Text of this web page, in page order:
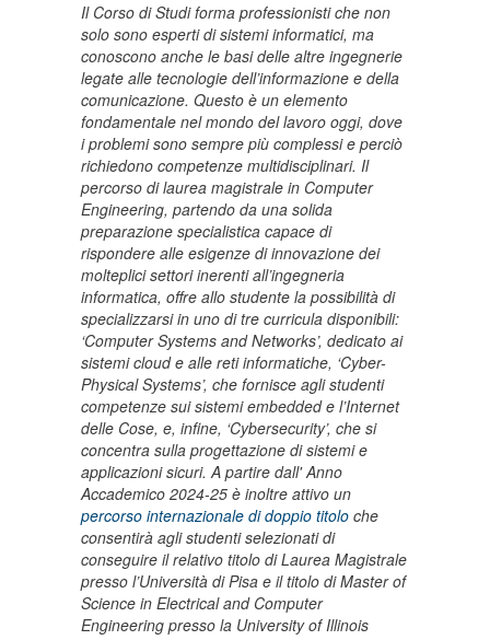
Il Corso di Studi forma professionisti che non
solo sono esperti di sistemi informatici, ma
conoscono anche le basi delle altre ingegnerie
legate alle tecnologie dell’informazione e della
comunicazione. Questo è un elemento
fondamentale nel mondo del lavoro oggi, dove
i problemi sono sempre più complessi e perciò
richiedono competenze multidisciplinari. Il
percorso di laurea magistrale in Computer
Engineering, partendo da una solida
preparazione specialistica capace di
rispondere alle esigenze di innovazione dei
molteplici settori inerenti all’ingegneria
informatica, offre allo studente la possibilità di
specializzarsi in uno di tre curricula disponibili:
‘Computer Systems and Networks’, dedicato ai
sistemi cloud e alle reti informatiche, ‘Cyber-
Physical Systems’, che fornisce agli studenti
competenze sui sistemi embedded e l’Internet
delle Cose, e, infine, ‘Cybersecurity’, che si
concentra sulla progettazione di sistemi e
applicazioni sicuri. A partire dall' Anno
Accademico 2024-25 è inoltre attivo un
percorso internazionale di doppio titolo che
consentirà agli studenti selezionati di
conseguire il relativo titolo di Laurea Magistrale
presso l’Università di Pisa e il titolo di Master of
Science in Electrical and Computer
Engineering presso la University of Illinois